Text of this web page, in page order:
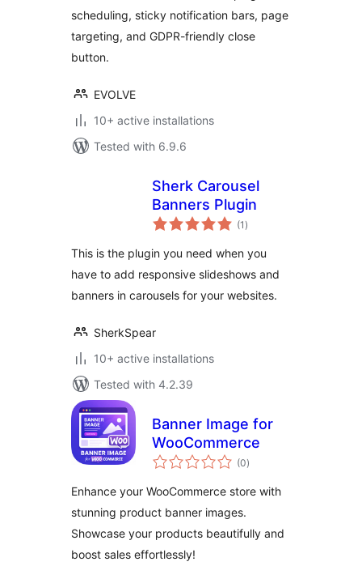
scheduling, sticky notification bars, page
targeting, and GDPR-friendly close
button.
EVOLVE
10+ active installations
Tested with 6.9.6
Sherk Carousel
Banners Plugin
(1 total
ratings
)
This is the plugin you need when you
have to add responsive slideshows and
banners in carousels for your websites.
SherkSpear
10+ active installations
Tested with 4.2.39
Banner Image for
WooCommerce
(0total
ratings
)
Enhance your WooCommerce store with
stunning product banner images.
Showcase your products beautifully and
boost sales effortlessly!